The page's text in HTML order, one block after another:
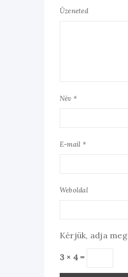
Üzeneted
Név *
E-mail *
Weboldal
Kérjük, adja
3 × 4 =